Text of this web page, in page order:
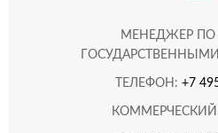
МЕНЕДЖЕР ПО
ТЕЛЕФОН: +7
КОММЕРЧЕСКИЙ